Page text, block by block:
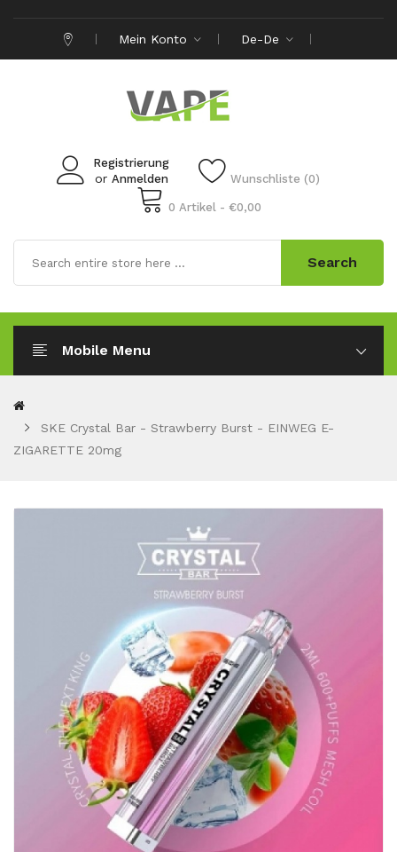
Mein Konto De-De
Registrierung
or Anmelden Wunschliste (0)
0 Artikel - €0,00
Search
Mobile Menu
SKE Crystal Bar - Strawberry Burst - EINWEG E-
ZIGARETTE 20mg